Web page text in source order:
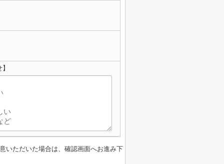
いただいた場合は、確認画面へお進み下